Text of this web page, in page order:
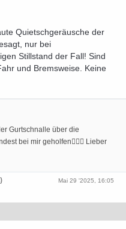
Quietschgeräusche der
nur bei
Stillstand der Fall! Sind
und Bremsweise. Keine
Gurtschnalle über die
bei mir geholfen🤷🏻‍♀️ Lieber
Mai 29 '2025, 16:05